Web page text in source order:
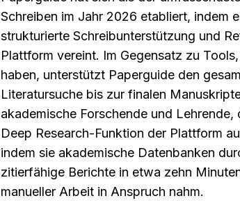
Schreiben im Jahr 2026 etabliert, indem
strukturierte Schreibunterstützung und
Plattform vereint. Im Gegensatz zu
haben, unterstützt Paperguide den
Literatursuche bis zur finalen
akademische Forschende und
Deep Research-Funktion der Plattform
indem sie akademische Datenbanken
zitierfähige Berichte in etwa zehn
manueller Arbeit in Anspruch nahm.